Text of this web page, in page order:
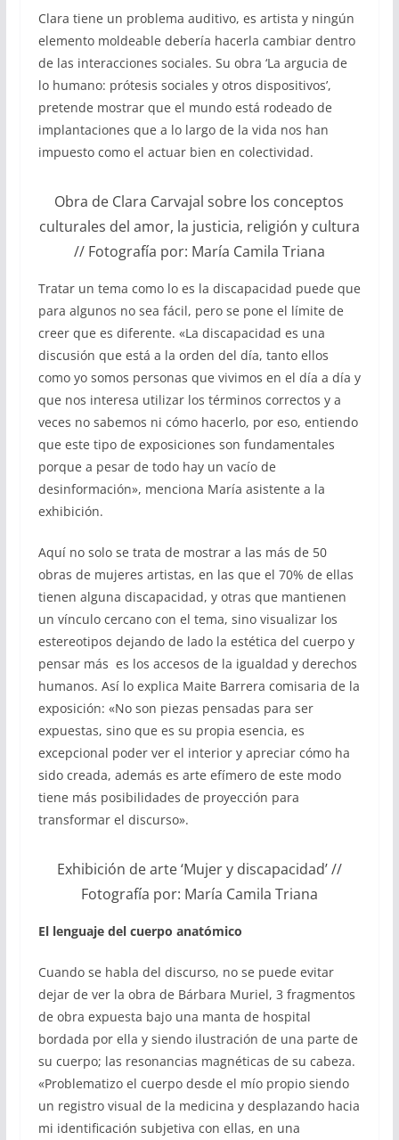
Clara tiene un problema auditivo, es artista y ningún
elemento moldeable debería hacerla cambiar dentro
de las interacciones sociales. Su obra ‘La argucia de
lo humano: prótesis sociales y otros dispositivos’,
pretende mostrar que el mundo está rodeado de
implantaciones que a lo largo de la vida nos han
impuesto como el actuar bien en colectividad.
Obra de Clara Carvajal sobre los conceptos
culturales del amor, la justicia, religión y cultura
// Fotografía por: María Camila Triana
Tratar un tema como lo es la discapacidad puede que
para algunos no sea fácil, pero se pone el límite de
creer que es diferente. «La discapacidad es una
discusión que está a la orden del día, tanto ellos
como yo somos personas que vivimos en el día a día y
que nos interesa utilizar los términos correctos y a
veces no sabemos ni cómo hacerlo, por eso, entiendo
que este tipo de exposiciones son fundamentales
porque a pesar de todo hay un vacío de
desinformación», menciona María asistente a la
exhibición.
Aquí no solo se trata de mostrar a las más de 50
obras de mujeres artistas, en las que el 70% de ellas
tienen alguna discapacidad, y otras que mantienen
un vínculo cercano con el tema, sino visualizar los
estereotipos dejando de lado la estética del cuerpo y
pensar más es los accesos de la igualdad y derechos
humanos. Así lo explica Maite Barrera comisaria de la
exposición: «No son piezas pensadas para ser
expuestas, sino que es su propia esencia, es
excepcional poder ver el interior y apreciar cómo ha
sido creada, además es arte efímero de este modo
tiene más posibilidades de proyección para
transformar el discurso».
Exhibición de arte ‘Mujer y discapacidad’ //
Fotografía por: María Camila Triana
El lenguaje del cuerpo anatómico
Cuando se habla del discurso, no se puede evitar
dejar de ver la obra de Bárbara Muriel, 3 fragmentos
de obra expuesta bajo una manta de hospital
bordada por ella y siendo ilustración de una parte de
su cuerpo; las resonancias magnéticas de su cabeza.
«Problematizo el cuerpo desde el mío propio siendo
un registro visual de la medicina y desplazando hacia
mi identificación subjetiva con ellas, en una